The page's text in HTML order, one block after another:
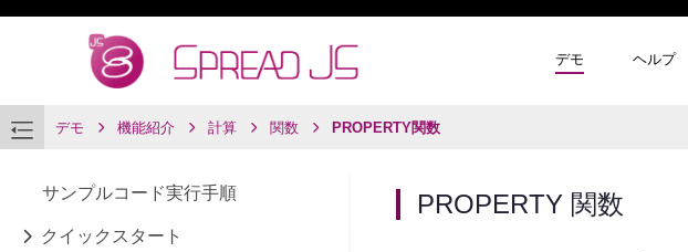
デモ ヘルプ
デモ 機能紹介 計算 関数 PROPERTY関数
サンプルコード実行手順
クイックスタート
PROPERTY 関数